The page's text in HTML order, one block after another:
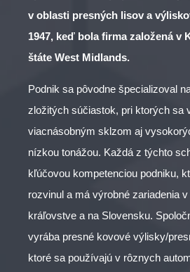
v oblasti presných lisov a
1947, keď bola firma založená v
štáte West Midlands.
Podnik sa pôvodne špecializoval
zložitých súčiastok, pri ktorých sa
viacnásobným sklzom aj
nízkou tonážou. Každá z týchto
kľúčovou kompetenciou podniku,
rozvinul a má výrobné zariadenia
kráľovstve a na Slovensku.
vyrába presné kovové výlisky/
ktoré sa používajú v rôznych